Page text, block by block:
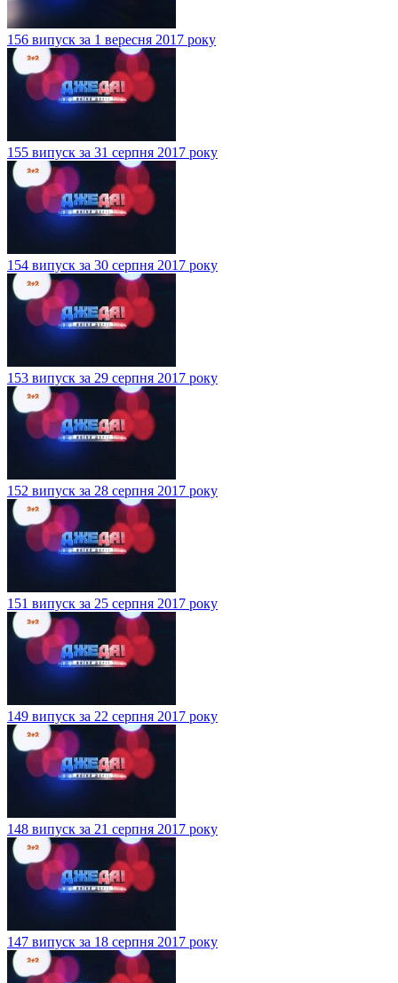
156 випуск за 1 вересня 2017 року
155 випуск за 31 серпня 2017 року
154 випуск за 30 серпня 2017 року
153 випуск за 29 серпня 2017 року
152 випуск за 28 серпня 2017 року
151 випуск за 25 серпня 2017 року
149 випуск за 22 серпня 2017 року
148 випуск за 21 серпня 2017 року
147 випуск за 18 серпня 2017 року